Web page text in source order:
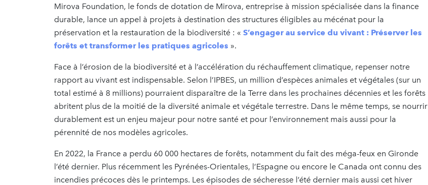
Mirova Foundation, le fonds de dotation de Mirova, entreprise à mission spécialisée dans la finance
durable, lance un appel à projets à destination des structures éligibles au mécénat pour la
préservation et la restauration de la biodiversité : « S’engager au service du vivant : Préserver les
forêts et transformer les pratiques agricoles ».
Face à l’érosion de la biodiversité et à l’accélération du réchauffement climatique, repenser notre
rapport au vivant est indispensable. Selon l’IPBES, un million d’espèces animales et végétales (sur un
total estimé à 8 millions) pourraient disparaître de la Terre dans les prochaines décennies et les forêts
abritent plus de la moitié de la diversité animale et végétale terrestre. Dans le même temps, se nourrir
durablement est un enjeu majeur pour notre santé et pour l’environnement mais aussi pour la
pérennité de nos modèles agricoles.
En 2022, la France a perdu 60 000 hectares de forêts, notamment du fait des méga-feux en Gironde
l’été dernier. Plus récemment les Pyrénées-Orientales, l’Espagne ou encore le Canada ont connu des
incendies précoces dès le printemps. Les épisodes de sécheresse l’été dernier mais aussi cet hiver